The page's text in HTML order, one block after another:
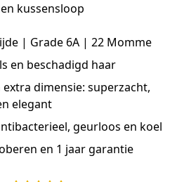
kussensloop
| Grade 6A | 22 Momme
en beschadigd haar
extra dimensie: superzacht,
elegant
geurloos en koel
en 1 jaar garantie